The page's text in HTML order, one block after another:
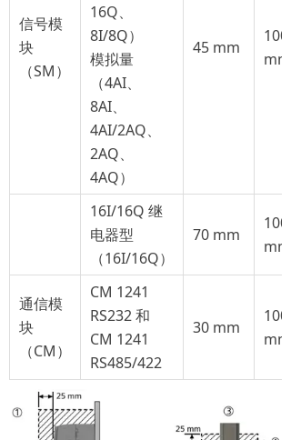
信号模
块
（SM）
16Q、
8I/8Q）
模拟量
（4AI、
8AI、
4AI/2AQ、
2AQ、
4AQ）
45 mm
100
mm
16I/16Q 继
电器型
（16I/16Q）
70 mm
100
mm
通信模
块
（CM）
CM 1241
RS232 和
CM 1241
RS485/422
30 mm
100
mm